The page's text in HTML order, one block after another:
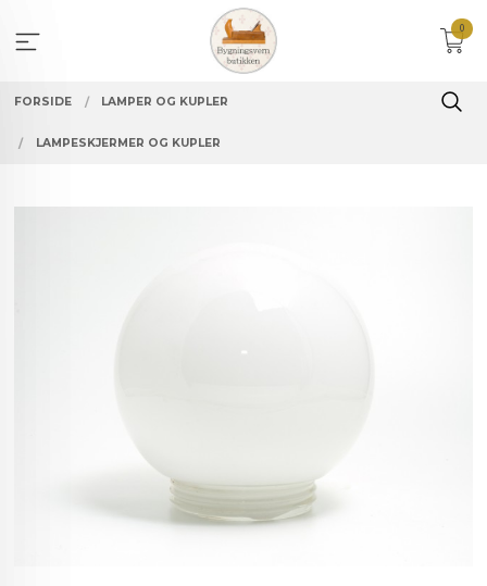
innholdet
0
FORSIDE LAMPER OG KUPLER
LAMPESKJERMER OG KUPLER